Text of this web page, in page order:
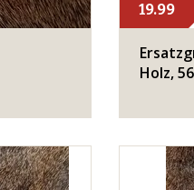
19.99
Holz,